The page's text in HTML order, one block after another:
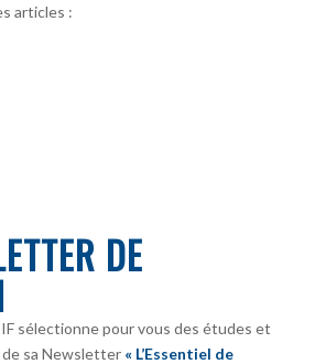
articles :
DE
sélectionne pour vous des études et
de sa Newsletter « L’Essentiel de